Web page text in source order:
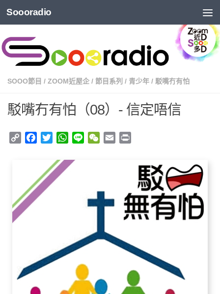
Soooradio
SOOO節目 / ZOOM近屋企 / 節目系列 / 青少年 / 駁嘴冇有怕
駁嘴冇有怕（08）- 信定唔信
Copy
Facebook
TwitterWhatsApp
Line WeChat
Email